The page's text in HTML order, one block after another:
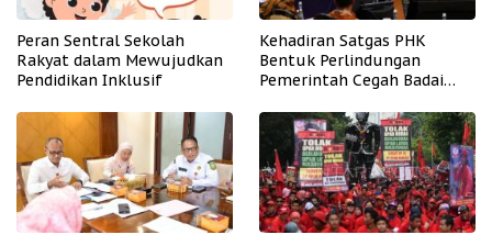
Peran Sentral Sekolah
Rakyat dalam Mewujudkan
Pendidikan Inklusif
Kehadiran Satgas PHK
Bentuk Perlindungan
Pemerintah Cegah Badai